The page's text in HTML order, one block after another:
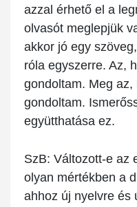
azzal érhető el a
olvasót meglepjük
akkor jó egy
róla egyszerre. Az,
gondoltam. Meg
gondoltam.
együtthatása ez.
SzB: Változott-e az
olyan mértékben a
ahhoz új nyelvre és